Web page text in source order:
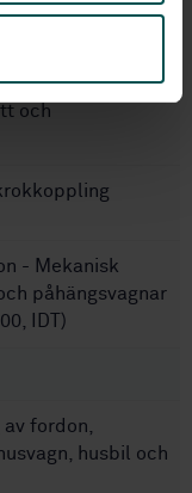
60 mm diameter
av släpfordon
och
- Mekanisk
påhängsvagnar
IDT)
fordon,
husbil och